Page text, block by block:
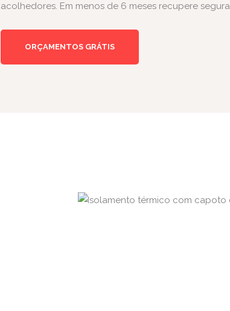
acolhedores. Em menos de 6 meses recupere
ORÇAMENTOS GRÁTIS